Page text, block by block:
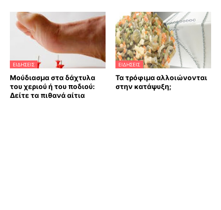
ΕΙΔΗΣΕΙΣ
Μούδιασμα στα δάχτυλα
του χεριού ή του ποδιού:
Δείτε τα πιθανά αίτια
ΕΙΔΗΣΕΙΣ
Τα τρόφιμα αλλοιώνονται
στην κατάψυξη;